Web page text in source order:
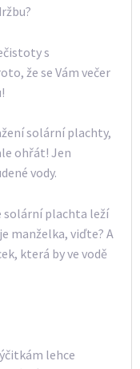
s
že se Vám večer
solární plachty,
ohřát! Jen
vody.
solární plachta leží
manželka, viďte? A
která by ve vodě
lehce